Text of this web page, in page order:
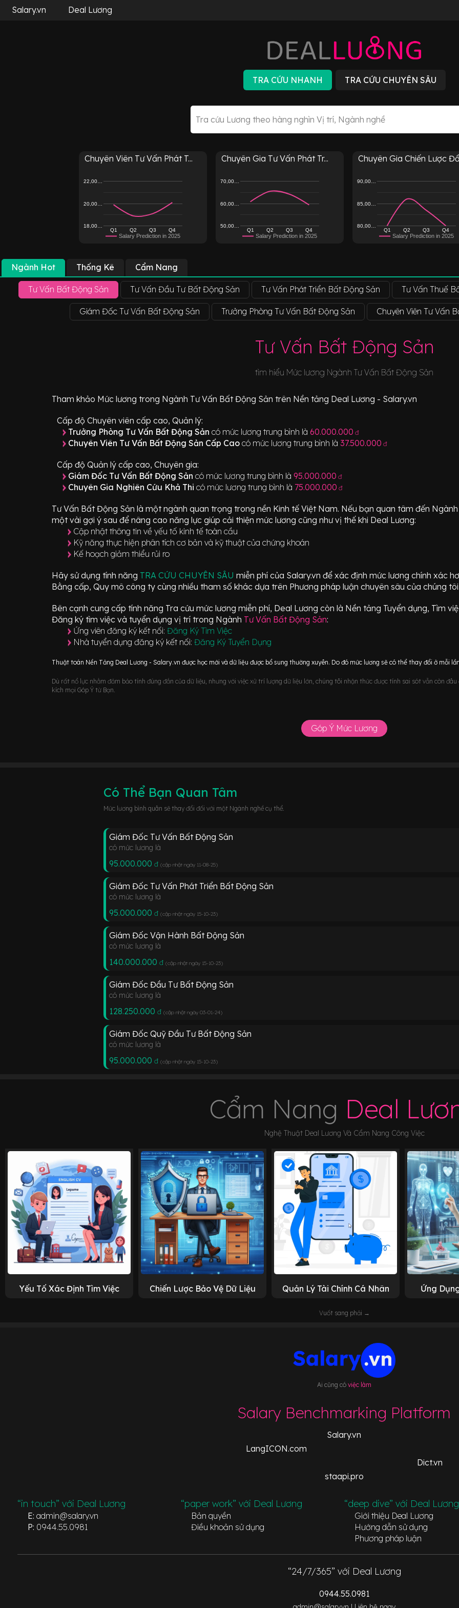
Salary.vn Deal Lương
Chuyên Viên Tư Vấn Phát T...
Salary Prediction in 2025
Q1 Q2 Q3 Q4
18,00…
20,00…
22,00…
Chuyên Gia Tư Vấn Phát Tr...
Salary Prediction in 2025
Q1 Q2 Q3 Q4
50,00…
60,00…
70,00…
Chuyên Gia Chiến Lược
Salary Prediction in 2025
Q1 Q2 Q3 Q4
80,00…
85,00…
90,00…
Ngành Hot Thống Kê Cẩm Nang
Tư Vấn Bất Động Sản Tư Vấn Đầu Tư Bất Động Sản Tư Vấn Phát Triển Bất Động Sản Tư Vấn Thuế
Giám Đốc Tư Vấn Bất Động Sản Trưởng Phòng Tư Vấn Bất Động Sản Chuyên Viên Tư Vấn
Tư Vấn Bất Động Sản
tìm hiểu Mức lương Ngành Tư Vấn Bất Động Sản
Tham khảo Mức lương trong Ngành Tư Vấn Bất Động Sản trên Nền tảng Deal Lương - Salary.vn
Cấp độ Chuyên viên cấp cao, Quản lý:
Trưởng Phòng Tư Vấn Bất Động Sản có mức lương trung bình là 60.000.000 đ
Chuyên Viên Tư Vấn Bất Động Sản Cấp Cao có mức lương trung bình là 37.500.000 đ
Cấp độ Quản lý cấp cao, Chuyên gia:
Giám Đốc Tư Vấn Bất Động Sản có mức lương trung bình là 95.000.000 đ
Chuyên Gia Nghiên Cứu Khả Thi có mức lương trung bình là 75.000.000 đ
Tư Vấn Bất Động Sản là một ngành quan trọng trong nền Kinh tế Việt Nam. Nếu bạn quan tâm đến
một vài gợi ý sau để nâng cao năng lực giúp cải thiện mức lương cũng như vị thế khi Deal Lương:
Cập nhật thông tin về yếu tố kinh tế toàn cầu
Kỹ năng thực hiện phân tích cơ bản và kỹ thuật của chứng khoán
Kế hoạch giảm thiểu rủi ro
Hãy sử dụng tính năng TRA CỨU CHUYÊN SÂU miễn phí của Salary.vn để xác định mức lương chính xác
Bằng cấp, Quy mô công ty cùng nhiều tham số khác dựa trên Phương pháp luận chuyên sâu của chúng
Bên cạnh cung cấp tính năng Tra cứu mức lương miễn phí, Deal Lương còn là Nền tảng Tuyển dụng, Tìm
Đăng ký tìm việc và tuyển dụng vị trí trong Ngành Tư Vấn Bất Động Sản:
Ứng viên đăng ký kết nối: Đăng Ký Tìm Việc
Nhà tuyển dụng đăng ký kết nối: Đăng Ký Tuyển Dụng
Thuật toán Nền Tảng Deal Lương - Salary.vn được học mới và dữ liệu được bổ sung thường xuyên. Do đó mức lương sẽ có thể thay đổi ở mỗi
Dù rất nổ lực nhằm đảm bảo tính đúng đắn của dữ liệu, nhưng với việc xử trí lượng dữ liệu lớn, chúng tôi nhận thức được tính sai sót vẫn còn
kích mọi Góp Ý từ Bạn.
Góp Ý Mức Lương
Có Thể Bạn Quan Tâm
Mức lương bình quân sẽ thay đổi đối với một Ngành nghề cụ thể.
Giám Đốc Tư Vấn Bất Động Sản
có mức lương là
95.000.000 đ (cập nhật ngày 11-08-25)
Giám Đốc Tư Vấn Phát Triển Bất Động Sản
có mức lương là
95.000.000 đ (cập nhật ngày 15-10-23)
Giám Đốc Vận Hành Bất Động Sản
có mức lương là
140.000.000 đ (cập nhật ngày 15-10-23)
Giám Đốc Đầu Tư Bất Động Sản
có mức lương là
128.250.000 đ (cập nhật ngày 03-01-24)
Giám Đốc Quỹ Đầu Tư Bất Động Sản
có mức lương là
95.000.000 đ (cập nhật ngày 15-10-23)
Cẩm Nang Deal
Nghệ Thuật Deal Lương Và Cẩm Nang Công Việc
Yếu Tố Xác Định Tìm Việc Chiến Lược Bảo Vệ Dữ Liệu Quản Lý Tài Chính Cá Nhân Ứng
Vuốt sang phải →
Ai cũng cóviệc làm
Salary Benchmarking Platform
Salary.vn
LangICON.com
Dict.vn
staapi.pro
“in touch” với Deal Lương
E: admin@salary.vn
P: 0944.55.0981
“paper work” với Deal Lương
Bản quyền
Điều khoản sử dụng
“deep dive” với Deal Lương
Giới thiệu Deal Lương
Hướng dẫn sử dụng
Phương pháp luận
“24/7/365” với Deal Lương
0944.55.0981